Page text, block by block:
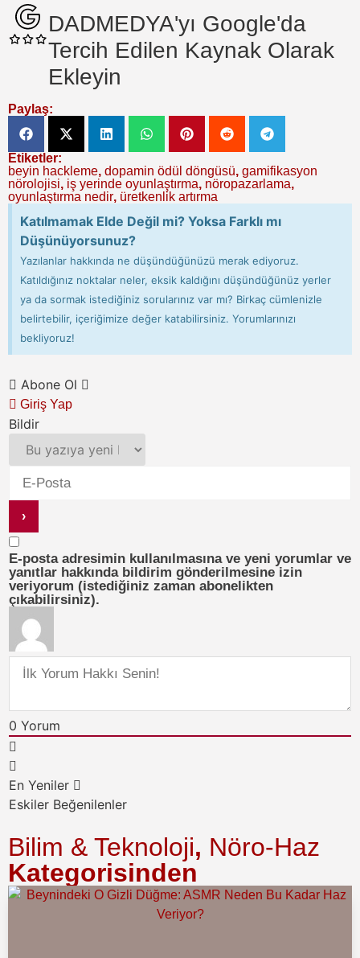
DADMEDYA'yı Google'da
Tercih Edilen Kaynak Olarak
Ekleyin
Paylaş:
Etiketler:
beyin hackleme, dopamin ödül döngüsü, gamifikasyon
nörolojisi, iş yerinde oyunlaştırma, nöropazarlama,
oyunlaştırma nedir, üretkenlik artırma
Katılmamak Elde Değil mi? Yoksa Farklı mı
Düşünüyorsunuz?
Yazılanlar hakkında ne düşündüğünüzü merak ediyoruz.
Katıldığınız noktalar neler, eksik kaldığını düşündüğünüz yerler
ya da sormak istediğiniz sorularınız var mı? Birkaç cümlenizle
belirtebilir, içeriğimize değer katabilirsiniz. Yorumlarınızı
bekliyoruz!
Abone Ol
Giriş Yap
Bildir
E-posta adresimin kullanılmasına ve yeni yorumlar ve
yanıtlar hakkında bildirim gönderilmesine izin
veriyorum (istediğiniz zaman abonelikten
çıkabilirsiniz).
0 Yorum
En Yeniler
Eskiler Beğenilenler
Bilim & Teknoloji, Nöro-Haz
Kategorisinden